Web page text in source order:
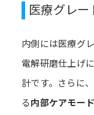
医療グレ
内側には医療グ
電解研磨仕上げ
計です。さらに
る内部ケアモード